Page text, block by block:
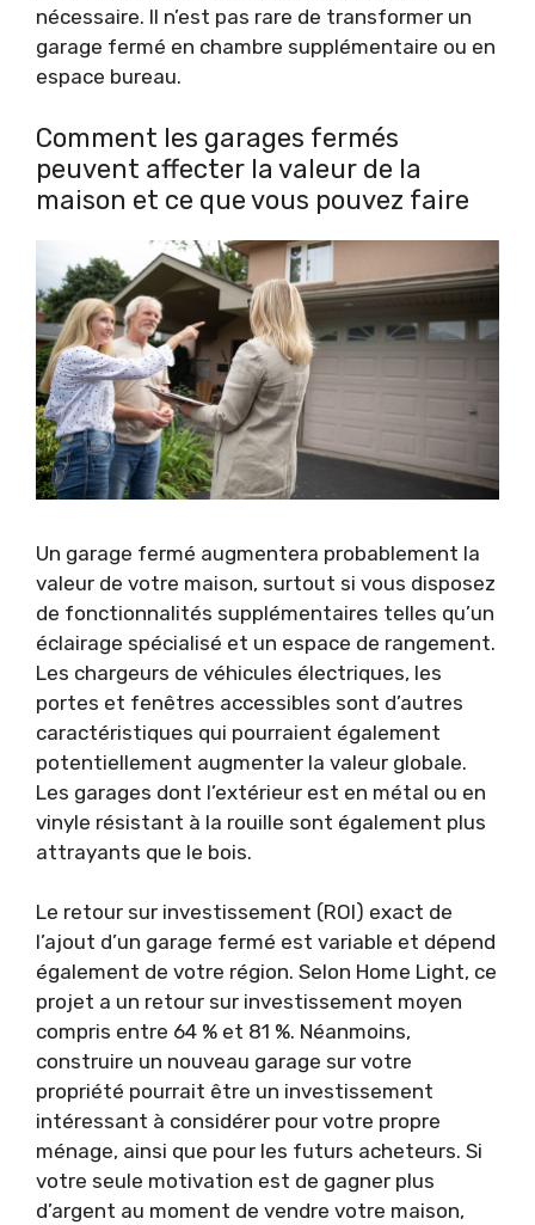
nécessaire. Il n’est pas rare de transformer un
garage fermé en chambre supplémentaire ou en
espace bureau.
Comment les garages fermés
peuvent affecter la valeur de la
maison et ce que vous pouvez faire
Un garage fermé augmentera probablement la
valeur de votre maison, surtout si vous disposez
de fonctionnalités supplémentaires telles qu’un
éclairage spécialisé et un espace de rangement.
Les chargeurs de véhicules électriques, les
portes et fenêtres accessibles sont d’autres
caractéristiques qui pourraient également
potentiellement augmenter la valeur globale.
Les garages dont l’extérieur est en métal ou en
vinyle résistant à la rouille sont également plus
attrayants que le bois.
Le retour sur investissement (ROI) exact de
l’ajout d’un garage fermé est variable et dépend
également de votre région. Selon Home Light, ce
projet a un retour sur investissement moyen
compris entre 64 % et 81 %. Néanmoins,
construire un nouveau garage sur votre
propriété pourrait être un investissement
intéressant à considérer pour votre propre
ménage, ainsi que pour les futurs acheteurs. Si
votre seule motivation est de gagner plus
d’argent au moment de vendre votre maison,